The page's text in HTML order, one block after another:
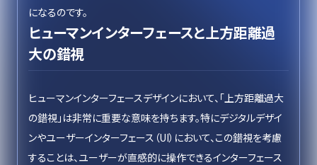
になるのです。
ヒューマンインターフェースと上方距離過
大の錯視
ヒューマンインターフェースデザインにおいて、「上方距離過大
の錯視」は非常に重要な意味を持ちます。特にデジタルデザイ
ンやユーザーインターフェース（UI）において、この錯視を考慮
することは、ユーザーが直感的に操作できるインターフェース